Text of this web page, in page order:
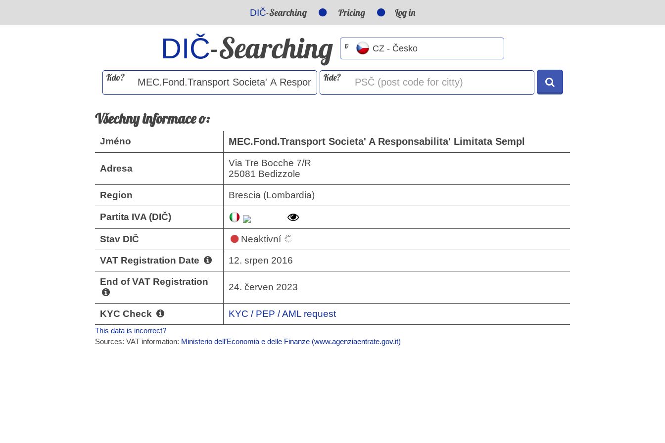
DIČ-Searching Pricing Log in
DIČ-Searching v
Kdo? Kde?
Všechny informace o:
Jméno MEC.Fond.Transport Societa' A Responsabilita' Limitata Sempl
Adresa
Via Tre Bocche 7/R
25081 Bedizzole
Region Brescia (Lombardia)
Partita IVA (DIČ)
Stav DIČ Neaktivní
VAT Registration Date 12. srpen 2016
End of VAT Registration
24. červen 2023
KYC Check KYC / PEP / AML request
This data is incorrect?
Sources: VAT information: Ministerio dell’Economia e delle Finanze (www.agenziaentrate.gov.it)